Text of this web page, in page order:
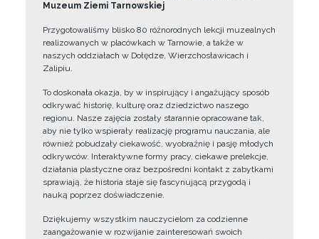
Muzeum Ziemi Tarnowskiej
Przygotowaliśmy blisko 80 różnorodnych lekcji muzealnych
realizowanych w placówkach w Tarnowie, a także w
naszych oddziałach w Dołędze, Wierzchosławicach i
Zalipiu.
To doskonała okazja, by w inspirujący i angażujący sposób
odkrywać historię, kulturę oraz dziedzictwo naszego
regionu. Nasze zajęcia zostały starannie opracowane tak,
aby nie tylko wspierały realizację programu nauczania, ale
również pobudzały ciekawość, wyobraźnię i pasję młodych
odkrywców. Interaktywne formy pracy, ciekawe prelekcje,
działania plastyczne oraz bezpośredni kontakt z zabytkami
sprawiają, że historia staje się fascynującą przygodą i
nauką poprzez doświadczenie.
Dziękujemy wszystkim nauczycielom za codzienne
zaangażowanie w rozwijanie zainteresowań swoich